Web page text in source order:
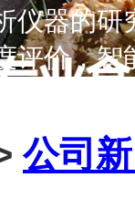
仪器的
评价，
公司